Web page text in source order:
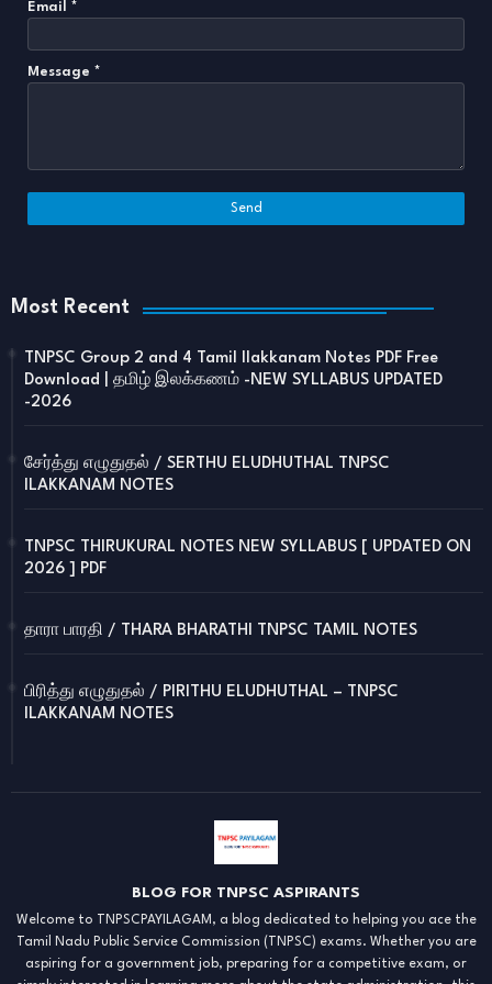
Email *
Message *
Most Recent
TNPSC Group 2 and 4 Tamil Ilakkanam Notes PDF Free
Download | தமிழ் இலக்கணம் -NEW SYLLABUS UPDATED
-2026
சேர்த்து எழுதுதல் / SERTHU ELUDHUTHAL TNPSC
ILAKKANAM NOTES
TNPSC THIRUKURAL NOTES NEW SYLLABUS [ UPDATED ON
2026 ] PDF
தாரா பாரதி / THARA BHARATHI TNPSC TAMIL NOTES
பிரித்து எழுதுதல் / PIRITHU ELUDHUTHAL – TNPSC
ILAKKANAM NOTES
BLOG FOR TNPSC ASPIRANTS
Welcome to TNPSCPAYILAGAM, a blog dedicated to helping you ace the
Tamil Nadu Public Service Commission (TNPSC) exams. Whether you are
aspiring for a government job, preparing for a competitive exam, or